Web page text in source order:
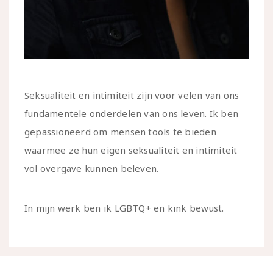
Seksualiteit en intimiteit zijn voor velen van ons
fundamentele onderdelen van ons leven. Ik ben
gepassioneerd om mensen tools te bieden
waarmee ze hun eigen seksualiteit en intimiteit
vol overgave kunnen beleven.
In mijn werk ben ik LGBTQ+ en kink bewust.